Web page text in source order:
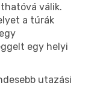
válik.
a túrák
egy helyi
utazási